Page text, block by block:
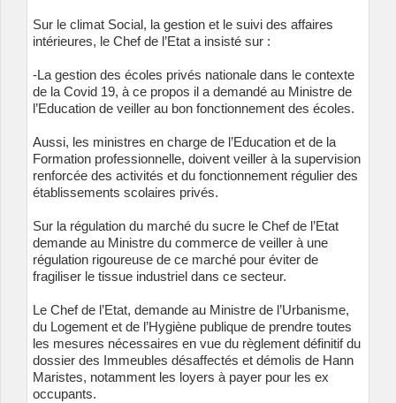
Sur le climat Social, la gestion et le suivi des affaires
intérieures, le Chef de l’Etat a insisté sur :
-La gestion des écoles privés nationale dans le contexte
de la Covid 19, à ce propos il a demandé au Ministre de
l’Education de veiller au bon fonctionnement des écoles.
Aussi, les ministres en charge de l’Education et de la
Formation professionnelle, doivent veiller à la supervision
renforcée des activités et du fonctionnement régulier des
établissements scolaires privés.
Sur la régulation du marché du sucre le Chef de l’Etat
demande au Ministre du commerce de veiller à une
régulation rigoureuse de ce marché pour éviter de
fragiliser le tissue industriel dans ce secteur.
Le Chef de l’Etat, demande au Ministre de l’Urbanisme,
du Logement et de l’Hygiène publique de prendre toutes
les mesures nécessaires en vue du règlement définitif du
dossier des Immeubles désaffectés et démolis de Hann
Maristes, notamment les loyers à payer pour les ex
occupants.